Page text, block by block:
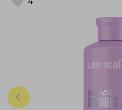
reali – pentru un par
vitalitate si stralucire.